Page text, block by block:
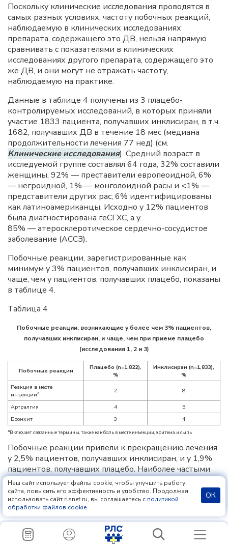
Поскольку клинические исследования проводятся в
самых разных условиях, частоту побочных реакций,
наблюдаемую в клинических исследованиях
препарата, содержащего это ДВ, нельзя напрямую
сравнивать с показателями в клинических
исследованиях другого препарата, содержащего это
же ДВ, и они могут не отражать частоту,
наблюдаемую на практике.
Данные в таблице 4 получены из 3 плацебо-
контролируемых исследований, в которых приняли
участие 1833 пациента, получавших инклисиран, в т.ч.
1682, получавших ДВ в течение 18 мес (медиана
продолжительности лечения 77 нед) (см.
Клинические исследования). Средний возраст в
исследуемой группе составлял 64 года, 32% составили
женщины, 92% — преставители европеоидной, 6%
— негроидной, 1% — монголоидной расы и <1% —
представители других рас; 6% идентифицированы
как латиноамериканцы. Исходно у 12% пациентов
была диагностирована геСГХС, а у
85% — атеросклеротическое сердечно-сосудистое
заболевание (АССЗ).
Побочные реакции, зарегистрированные как
минимум у 3% пациентов, получавших инклисиран, и
чаще, чем у пациентов, получавших плацебо, показаны
в таблице 4.
Таблица 4
Побочные реакции, возникающие у более чем 3% пациентов,
получавших инклисиран, и чаще, чем при приеме плацебо
(исследования 1, 2 и 3)
Побочные реакции
Плацебо (n=1,822),
%
Инклисиран (n=1,833),
%
Реакция в месте
инъекцииa 2 8
Артралгия 4
5
Бронхит
3 4
aВключает связанные термины, такие как боль в месте инъекции, эритема и сыпь.
Побочные реакции привели к прекращению лечения
у 2,5% пациентов, получавших инклисиран, и у 1,9%
пациентов, получавших плацебо. Наиболее частыми
побочными реакциями, приводившими к
прекращению лечения у пациентов, получавших
инклисиран, были реакции в месте инъекции (0,2 и
0% для инклисирана и плацебо соответственно).
Взаимодействие
Информация отсутствует.
Наш сайт использует файлы cookie, чтобы улучшить работу
сайта, повысить его эффективность и удобство. Продолжая
использовать сайт rlsnet.ru, вы соглашаетесь с политикой
обработки файлов cookie.
ОК